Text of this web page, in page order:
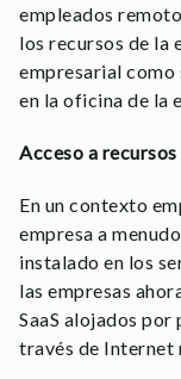
empleados
los recursos de la
empresarial como
en la oficina de la
Acceso a recursos
En un contexto
empresa a
instalado en los
las empresas
SaaS alojados
través de Internet